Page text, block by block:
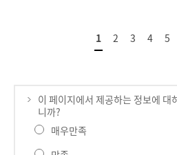
1 2 3 4 5
이 페이지에서 제공하는 정보에 대
니까?
매우만족